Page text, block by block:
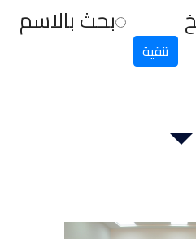
بحث بالاسم